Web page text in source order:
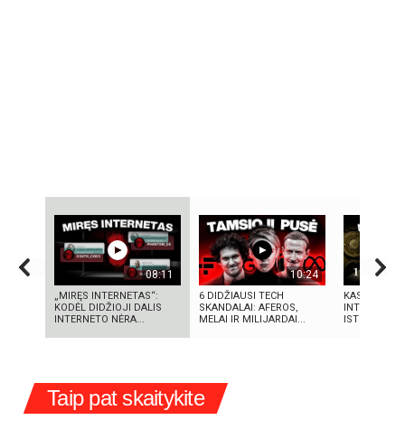
08:11
„MIRĘS INTERNETAS“:
KODĖL DIDŽIOJI DALIS
INTERNETO NĖRA...
10:24
6 DIDŽIAUSI TECH
SKANDALAI: AFEROS,
MELAI IR MILIJARDAI...
KAS
INTELEKTĄ?
ISTORIJA IR
Taip pat skaitykite